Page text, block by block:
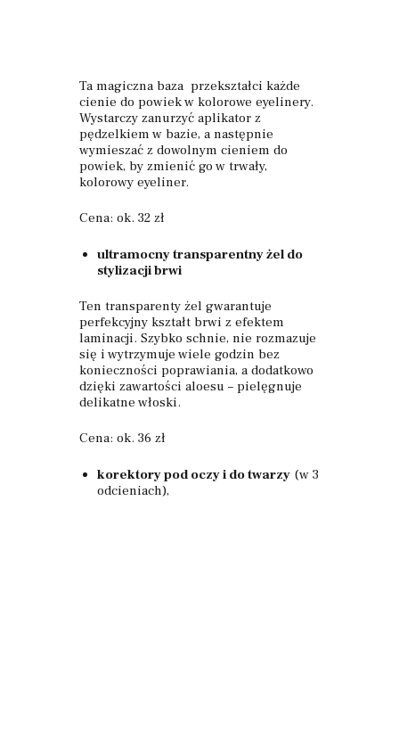
Ta magiczna baza przekształci każde
cienie do powiek w kolorowe eyelinery.
Wystarczy zanurzyć aplikator z
pędzelkiem w bazie, a następnie
wymieszać z dowolnym cieniem do
powiek, by zmienić go w trwały,
kolorowy eyeliner.
Cena: ok. 32 zł
ultramocny transparentny żel do
stylizacji brwi
Ten transparenty żel gwarantuje
perfekcyjny kształt brwi z efektem
laminacji. Szybko schnie, nie rozmazuje
się i wytrzymuje wiele godzin bez
konieczności poprawiania, a dodatkowo
dzięki zawartości aloesu – pielęgnuje
delikatne włoski.
Cena: ok. 36 zł
korektory pod oczy i do twarzy(w 3
odcieniach),